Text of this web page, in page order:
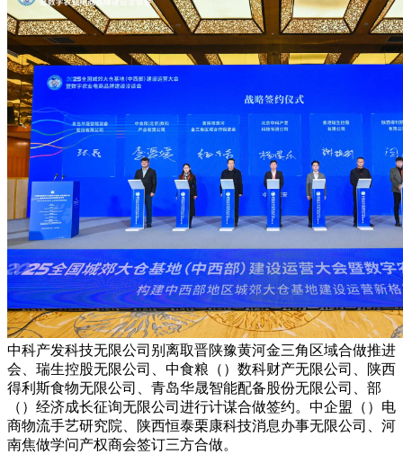
中科产发科技无限公司别离取晋陕豫黄河金三角区域合做推进
会、瑞生控股无限公司、中食粮（）数科财产无限公司、陕西
得利斯食物无限公司、青岛华晟智能配备股份无限公司、部
（）经济成长征询无限公司进行计谋合做签约。中企盟（）电
商物流手艺研究院、陕西恒泰栗康科技消息办事无限公司、河
南焦做学问产权商会签订三方合做。